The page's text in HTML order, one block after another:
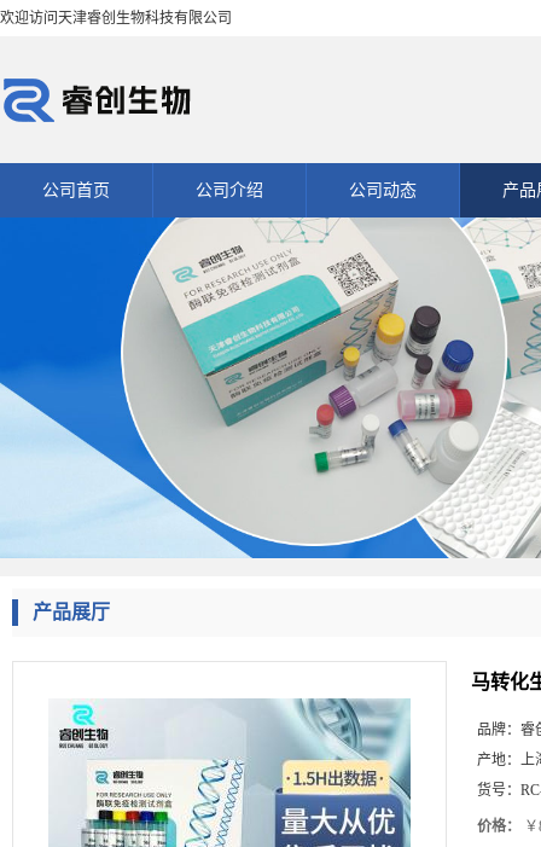
欢迎访问天津睿创生物科技有限公司
公司首页 公司介绍 公司动态 产品
产品展厅
马转化
品牌： 睿
产地： 上
货号：
价格：